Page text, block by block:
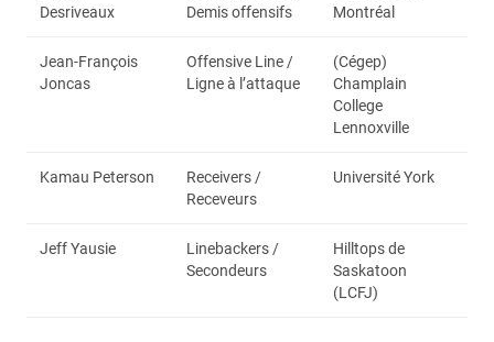
Desriveaux
Demis offensifs
Montréal
Jean-François
Joncas
Offensive Line /
Ligne à l’attaque
(Cégep)
Champlain
College
Lennoxville
Kamau Peterson
Receivers /
Receveurs
Université York
Jeff Yausie
Linebackers /
Secondeurs
Hilltops de
Saskatoon
(LCFJ)